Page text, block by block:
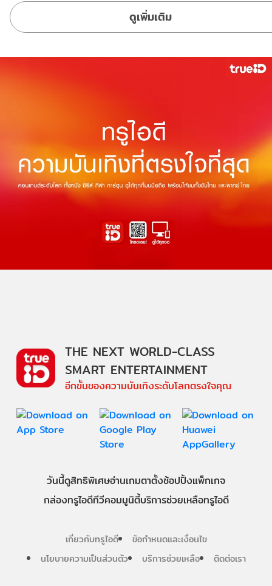
ดูเพิ่มเติม
THE NEXT WORLD-CLASS
SMART ENTERTAINMENT
อีกขั้นของความบันเทิงระดับโลกตรงใจคุณ
วันนี้ดูสิทธิพิเศษอ่านเกมตาตั้งช้อปปิ้งแพ็กเกจ
กล่องทรูไอดีทีวีคอมมูนิตี้บริการช่วยเหลือทรูไอดี
เกี่ยวกับทรูไอดี
ข้อกำหนดและเงื่อนไข
นโยบายความเป็นส่วนตัว
บริการช่วยเหลือ ติดต่อเรา